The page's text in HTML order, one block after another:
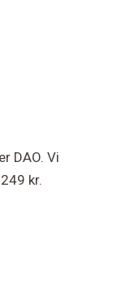
DAO. Vi
kr.